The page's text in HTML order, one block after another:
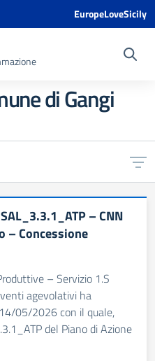
EuropeLoveSicily
di Gangi
– CNN
– Concessione
– Servizio 1.S
agevolativi ha
05/2026 con il quale,
del Piano di Azione